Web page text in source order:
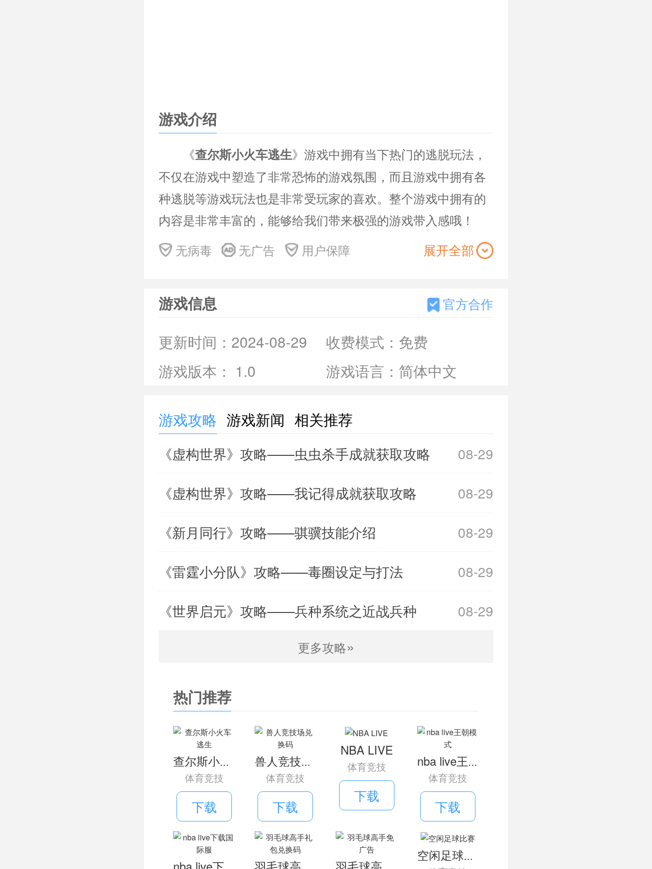
游戏介绍
《查尔斯小火车逃生》游戏中拥有当下热门的逃脱玩法，
不仅在游戏中塑造了非常恐怖的游戏氛围，而且游戏中拥有各
种逃脱等游戏玩法也是非常受玩家的喜欢。整个游戏中拥有的
内容是非常丰富的，能够给我们带来极强的游戏带入感哦！
查尔斯小火车逃生玩法
2、整个游戏在玩法和内容的趣味性上非常吸引人，玩家可
以灵活地进行游戏。
3、查尔斯小火车逃生游戏中有太多的道具需要收集，隐藏
的秘密通道会隐藏着意想不到的惊喜。
查尔斯小火车逃生优势
1、进入游戏时可以自动打开模块，利用难得的宝贵安全时
2、丰富的模式和内容，玩法考验你敏捷的思维，大量的个
3、查尔斯小火车逃生游戏中可以解决你面临的各种问题，
查尔斯小火车逃生说明
1、每一个冒险模式都提供了很好的体验，而且有很多怪物
2、在这款游戏中拥有新的模式非常吸引人，激烈的冒险逃
3、掌握每个工具的使用方法，用你的智慧解决所有棘手的
挑战，解开所有秘密通道。
4、在这个过程中，找到主要的逃亡线索，你会体验到不一
样的快感，玩起来好好玩。
相关推荐
《逃离僵尸密室》是一款需要高度智慧才能完成的冒险游
戏，你可以用自己的解谜思路来完成逃生路线，你也有真正的
解谜技巧来实现游戏的目标，这样的模式还是很刺激的，你在
无病毒 无广告 用户保障 展开全部
游戏信息 官方合作
更新时间： 2024-08-29 收费模式： 免费
游戏版本： 1.0 游戏语言： 简体中文
游戏攻略 游戏新闻 相关推荐
08-29
《虚构世界》攻略——虫虫杀手成就获取攻略
08-29
《虚构世界》攻略——我记得成就获取攻略
08-29
《新月同行》攻略——骐骥技能介绍
08-29
《雷霆小分队》攻略——毒圈设定与打法
08-29
《世界启元》攻略——兵种系统之近战兵种
更多攻略»
热门推荐
查尔斯小火车逃生
体育竞技
下载
兽人竞技场兑换码
体育竞技
下载
NBA LIVE
体育竞技
下载
nba live王朝模式
体育竞技
下载
空闲足球比赛